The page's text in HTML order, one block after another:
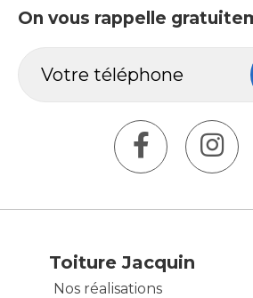
On vous rappelle
Toiture Jacquin
Nos réalisations